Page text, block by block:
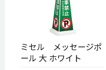
ミセル メッセージポ
ール 大 ホワイト